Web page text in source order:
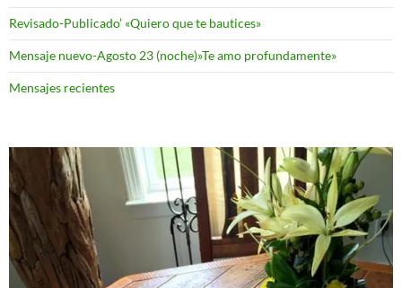
Revisado-Publicado’ «Quiero que te bautices»
Mensaje nuevo-Agosto 23 (noche)»Te amo profundamente»
Mensajes recientes